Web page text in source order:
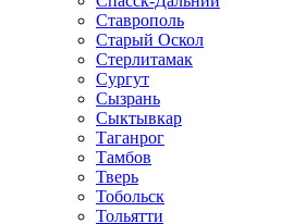
Ставрополь
Старый Оскол
Стерлитамак
Сургут
Сызрань
Сыктывкар
Таганрог
Тамбов
Тверь
Тобольск
Тольятти